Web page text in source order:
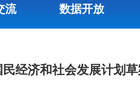
流 数据开放
经济和社会发展计划